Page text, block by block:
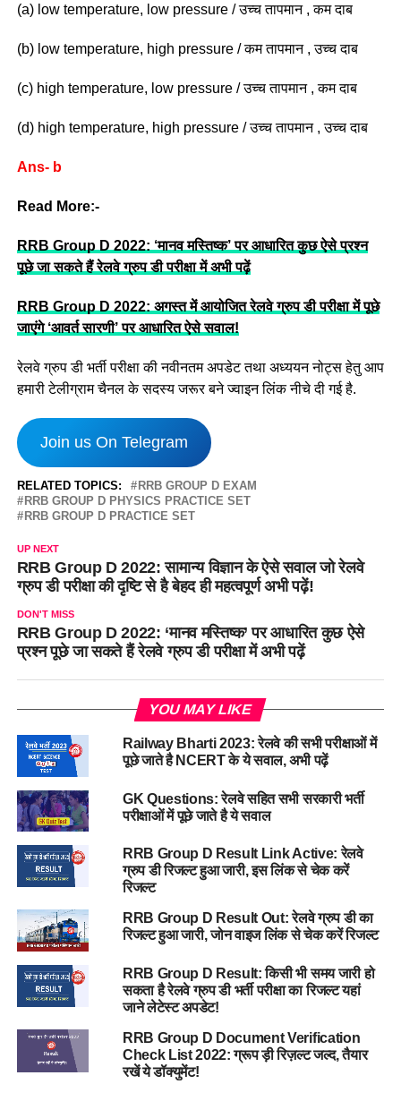
(a) low temperature, low pressure / उच्च तापमान , कम दाब
(b) low temperature, high pressure / कम तापमान , उच्च दाब
(c) high temperature, low pressure / उच्च तापमान , कम दाब
(d) high temperature, high pressure / उच्च तापमान , उच्च दाब
Ans- b
Read More:-
RRB Group D 2022: ‘मानव मस्तिष्क’ पर आधारित कुछ ऐसे प्रश्न
पूछे जा सकते हैं रेलवे ग्रुप डी परीक्षा में अभी पढ़ें
RRB Group D 2022: अगस्त में आयोजित रेलवे ग्रुप डी परीक्षा में पूछे
जाएंगे ‘आवर्त सारणी’ पर आधारित ऐसे सवाल!
रेलवे ग्रुप डी भर्ती परीक्षा की नवीनतम अपडेट तथा अध्ययन नोट्स हेतु आप
हमारी टेलीग्राम चैनल के सदस्य जरूर बने ज्वाइन लिंक नीचे दी गई है.
Join us On Telegram
RELATED TOPICS:
RRB GROUP D EXAM
RRB GROUP D PHYSICS PRACTICE SET
RRB GROUP D PRACTICE SET
UP NEXT
RRB Group D 2022: सामान्य विज्ञान के ऐसे सवाल जो रेलवे
ग्रुप डी परीक्षा की दृष्टि से है बेहद ही महत्वपूर्ण अभी पढ़ें!
DON'T MISS
RRB Group D 2022: ‘मानव मस्तिष्क’ पर आधारित कुछ ऐसे
प्रश्न पूछे जा सकते हैं रेलवे ग्रुप डी परीक्षा में अभी पढ़ें
YOU MAY LIKE
Railway Bharti 2023: रेलवे की सभी परीक्षाओं में
पूछे जाते है NCERT के ये सवाल, अभी पढ़ें
GK Questions: रेलवे सहित सभी सरकारी भर्ती
परीक्षाओं में पूछे जाते है ये सवाल
RRB Group D Result Link Active: रेलवे
ग्रुप डी रिजल्ट हुआ जारी, इस लिंक से चेक करें
रिजल्ट
RRB Group D Result Out: रेलवे ग्रुप डी का
रिजल्ट हुआ जारी, जोन वाइज लिंक से चेक करें रिजल्ट
RRB Group D Result: किसी भी समय जारी हो
सकता है रेलवे ग्रुप डी भर्ती परीक्षा का रिजल्ट यहां
जाने लेटेस्ट अपडेट!
RRB Group D Document Verification
Check List 2022: ग्रूप ड़ी रिज़ल्ट जल्द, तैयार
रखें ये डॉक्युमेंट!